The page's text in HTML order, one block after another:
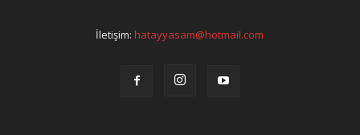
İletişim:hatayyasam@hotmail.com